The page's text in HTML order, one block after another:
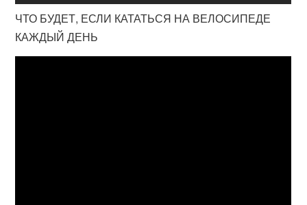
ЧТО БУДЕТ, ЕСЛИ КАТАТЬСЯ НА ВЕЛОСИПЕДЕ
КАЖДЫЙ ДЕНЬ